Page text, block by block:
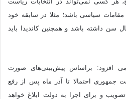
سیاسی باشد؛ مثلا در سابقه خود
باشد و بین ۴۰ تا ۷۰ سال سن داشته باشد و همچنین کاندیدا باید
افزود: براساس پیش‌بینی‌های صورت
جمهوری احتمالا تا آذر ماه پس از رفع
تصویب و برای اجرا به دولت ابلاغ خواهد